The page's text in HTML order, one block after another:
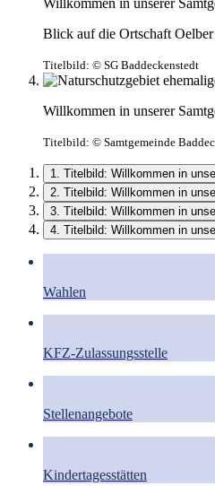
Willkommen in unserer
Blick auf die Ortschaft
Titelbild: © SG Baddeckenstedt
Willkommen in unserer
Titelbild: © Samtgemeinde
1. Titelbild: Willkommen in
2. Titelbild: Willkommen in
3. Titelbild: Willkommen in
4. Titelbild: Willkommen in
Wahlen
KFZ-Zulassungsstelle
Stellenangebote
Kindertagesstätten